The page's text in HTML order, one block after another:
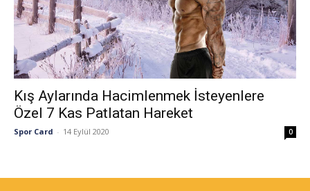
Kış Aylarında Hacimlenmek İsteyenlere
Özel 7 Kas Patlatan Hareket
Spor Card - 14 Eylül 2020 0